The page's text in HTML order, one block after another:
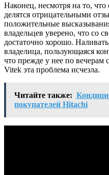
Наконец, несмотря на то,
делятся отрицательными
положительные
владельцев уверено, что со
достаточно хорошо.
владелица, пользующаяся
что прежде у нее по вечерам
Vitek эта проблема исчезла.
Читайте также:
покупателей Hitachi